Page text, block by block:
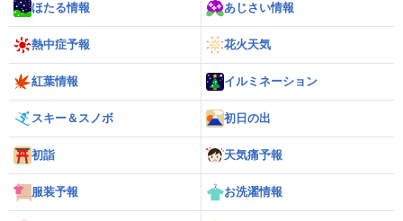
ほたる情報 あじさい情報
熱中症予報 花火天気
紅葉情報 イルミネーション
スキー＆スノボ 初日の出
初詣 天気痛予報
服装予報 お洗濯情報